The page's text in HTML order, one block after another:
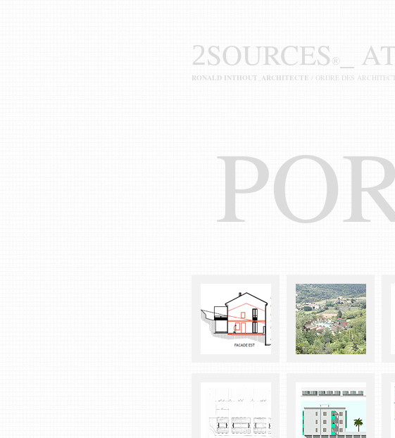
2SOURCES ® _
RONALD INTHOUT_ARCHITECTE / ORDRE DES